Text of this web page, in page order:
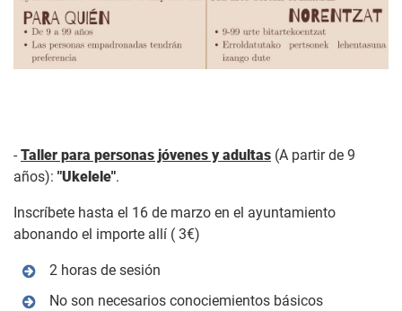
- Taller para personas jóvenes y adultas (A partir de 9
años): "Ukelele".
Inscríbete hasta el 16 de marzo en el ayuntamiento
abonando el importe allí ( 3€)
2 horas de sesión
No son necesarios conociemientos básicos